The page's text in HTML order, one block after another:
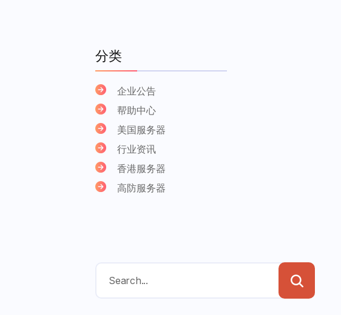
分类
企业公告
帮助中心
美国服务器
行业资讯
香港服务器
高防服务器